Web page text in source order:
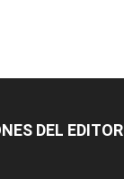
DEL EDITOR